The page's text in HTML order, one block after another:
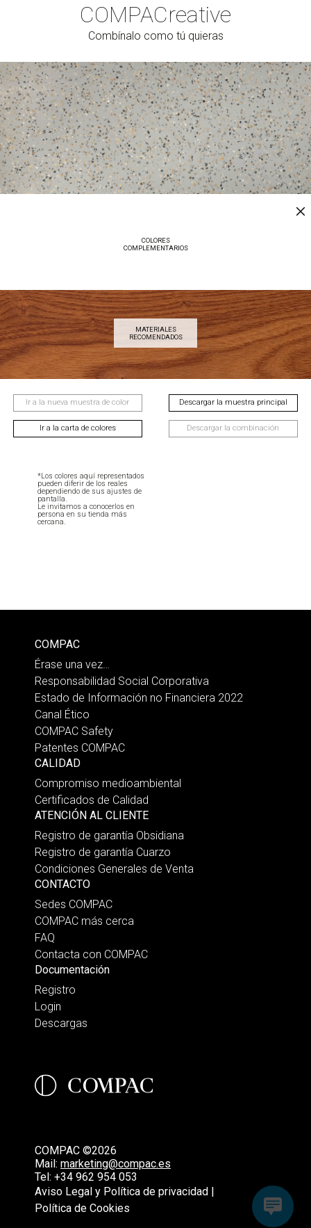
COMPACreative
Combínalo como tú quieras
COLORES
COMPLEMENTARIOS
MATERIALES
RECOMENDADOS
Ir a la nueva muestra de color
Ir a la carta de colores
Descargar la muestra principal
Descargar la combinación
*Los colores aquí representados
pueden diferir de los reales
dependiendo de sus ajustes de
pantalla.
Le invitamos a conocerlos en
persona en su tienda más
cercana.
COMPAC
Érase una vez…
Responsabilidad Social Corporativa
Estado de Información no Financiera 2022
Canal Ético
COMPAC Safety
Patentes COMPAC
CALIDAD
Compromiso medioambiental
Certificados de Calidad
ATENCIÓN AL CLIENTE
Registro de garantía Obsidiana
Registro de garantía Cuarzo
Condiciones Generales de Venta
CONTACTO
Sedes COMPAC
COMPAC más cerca
FAQ
Contacta con COMPAC
Documentación
Registro
Login
Descargas
COMPAC ©2026
Mail: marketing@compac.es
Tel: +34 962 954 053
Aviso Legal y Política de privacidad |
Política de Cookies